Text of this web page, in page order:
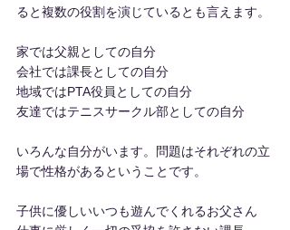
ると複数の役割を演じているとも言えます。
家では父親としての自分
会社では課長としての自分
地域ではPTA役員としての自分
友達ではテニスサークル部としての自分
いろんな自分がいます。問題はそれぞれの立
場で性格があるということです。
子供に優しいいつも遊んでくれるお父さん